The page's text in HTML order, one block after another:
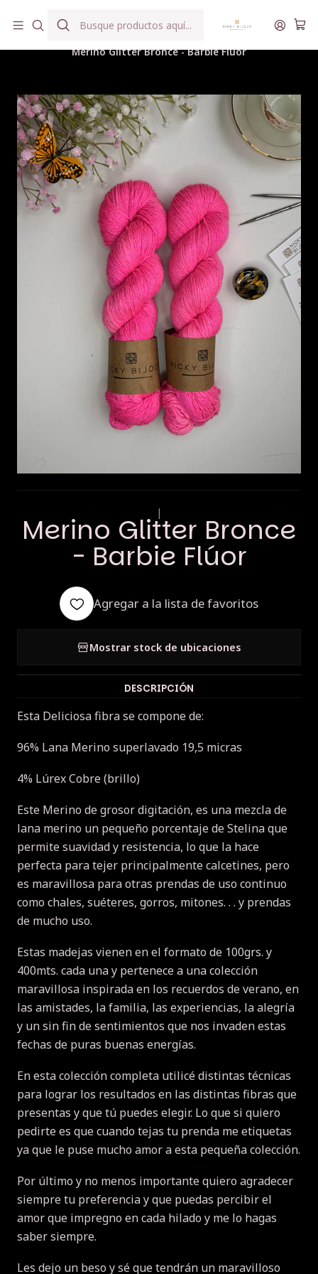
Merino Glitter Bronce - Barbie Flúor
|
Merino Glitter Bronce
- Barbie Flúor
Agregar a la lista de favoritos
Mostrar stock de ubicaciones
DESCRIPCIÓN
Esta Deliciosa fibra se compone de:
96% Lana Merino superlavado 19,5 micras
4% Lúrex Cobre (brillo)
Este Merino de grosor digitación, es una mezcla de
lana merino un pequeño porcentaje de Stelina que
permite suavidad y resistencia, lo que la hace
perfecta para tejer principalmente calcetines, pero
es maravillosa para otras prendas de uso continuo
como chales, suéteres, gorros, mitones. . . y prendas
de mucho uso.
Estas madejas vienen en el formato de 100grs. y
400mts. cada una y pertenece a una colección
maravillosa inspirada en los recuerdos de verano, en
las amistades, la familia, las experiencias, la alegría
y un sin fin de sentimientos que nos invaden estas
fechas de puras buenas energías.
En esta colección completa utilicé distintas técnicas
para lograr los resultados en las distintas fibras que
presentas y que tú puedes elegir. Lo que si quiero
pedirte es que cuando tejas tu prenda me etiquetas
ya que le puse mucho amor a esta pequeña colección.
Por último y no menos importante quiero agradecer
siempre tu preferencia y que puedas percibir el
amor que impregno en cada hilado y me lo hagas
saber siempre.
Les dejo un beso y sé que tendrán un maravilloso